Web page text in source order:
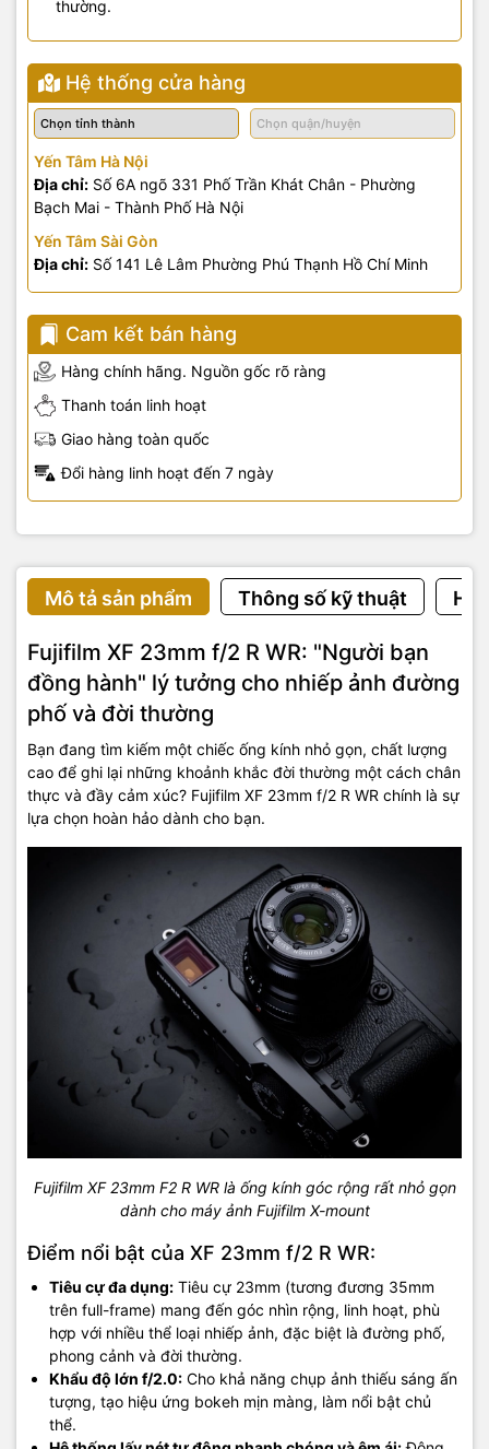
thường.
Hệ thống cửa hàng
Yến Tâm Hà Nội
Địa chỉ: Số 6A ngõ 331 Phố Trần Khát Chân - Phường
Bạch Mai - Thành Phố Hà Nội
Yến Tâm Sài Gòn
Địa chỉ: Số 141 Lê Lâm Phường Phú Thạnh Hồ Chí Minh
Cam kết bán hàng
Hàng chính hãng. Nguồn gốc rõ ràng
Thanh toán linh hoạt
Giao hàng toàn quốc
Đổi hàng linh hoạt đến 7 ngày
Mô tả sản phẩm Thông số kỹ thuật
Fujifilm XF 23mm f/2 R WR: "Người bạn
đồng hành" lý tưởng cho nhiếp ảnh đường
phố và đời thường
Bạn đang tìm kiếm một chiếc ống kính nhỏ gọn, chất lượng
cao để ghi lại những khoảnh khắc đời thường một cách chân
thực và đầy cảm xúc? Fujifilm XF 23mm f/2 R WR chính là sự
lựa chọn hoàn hảo dành cho bạn.
Fujifilm XF 23mm F2 R WR là ống kính góc rộng rất nhỏ gọn
dành cho máy ảnh Fujifilm X-mount
Điểm nổi bật của XF 23mm f/2 R WR:
Tiêu cự đa dụng: Tiêu cự 23mm (tương đương 35mm
trên full-frame) mang đến góc nhìn rộng, linh hoạt, phù
hợp với nhiều thể loại nhiếp ảnh, đặc biệt là đường phố,
phong cảnh và đời thường.
Khẩu độ lớn f/2.0: Cho khả năng chụp ảnh thiếu sáng ấn
tượng, tạo hiệu ứng bokeh mịn màng, làm nổi bật chủ
thể.